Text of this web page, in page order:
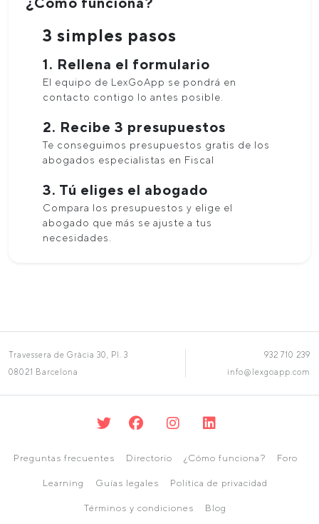
3 simples pasos
1. Rellena el formulario
El equipo de LexGoApp se pondrá en
contacto contigo lo antes posible.
2. Recibe 3 presupuestos
Te conseguimos presupuestos gratis de los
abogados especialistas en Fiscal
3. Tú eliges el abogado
Compara los presupuestos y elige el
abogado que más se ajuste a tus
necesidades.
Travessera de Gràcia 30, Pl. 3
08021 Barcelona
932 710 239
info@lexgoapp.com
Preguntas frecuentes Directorio ¿Cómo funciona? Foro
Learning Guías legales Política de privacidad
Términos y condiciones Blog